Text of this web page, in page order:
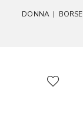
DONNA | BORSE